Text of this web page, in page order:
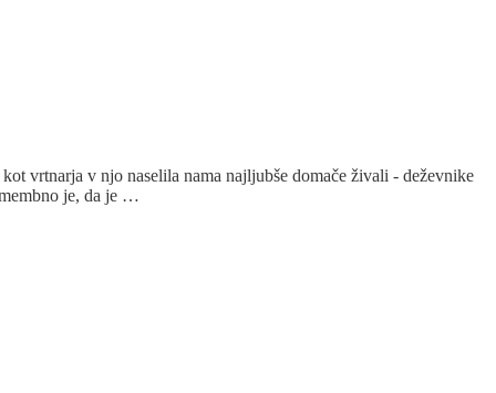
vrtnarja v njo naselila nama najljubše domače živali - deževnike
je, da je …